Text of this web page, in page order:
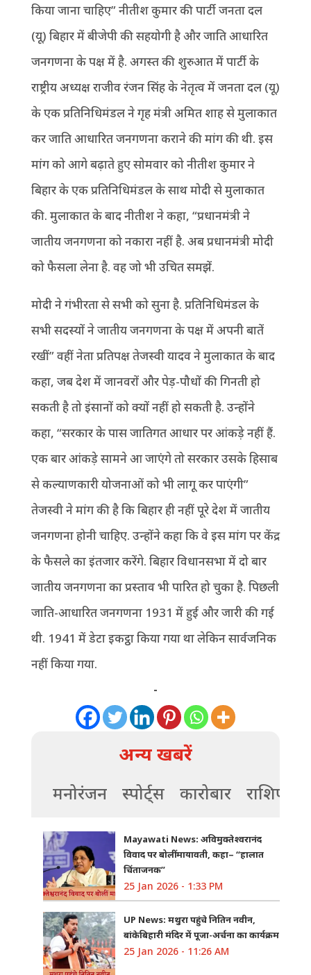
किया जाना चाहिए” नीतीश कुमार की पार्टी जनता दल
(यू) बिहार में बीजेपी की सहयोगी है और जाति आधारित
जनगणना के पक्ष में है. अगस्त की शुरुआत में पार्टी के
राष्ट्रीय अध्यक्ष राजीव रंजन सिंह के नेतृत्व में जनता दल (यू)
के एक प्रतिनिधिमंडल ने गृह मंत्री अमित शाह से मुलाकात
कर जाति आधारित जनगणना कराने की मांग की थी. इस
मांग को आगे बढ़ाते हुए सोमवार को नीतीश कुमार ने
बिहार के एक प्रतिनिधिमंडल के साथ मोदी से मुलाकात
की. मुलाकात के बाद नीतीश ने कहा, “प्रधानमंत्री ने
जातीय जनगणना को नकारा नहीं है. अब प्रधानमंत्री मोदी
को फैसला लेना है. वह जो भी उचित समझें.
मोदी ने गंभीरता से सभी को सुना है. प्रतिनिधिमंडल के
सभी सदस्यों ने जातीय जनगणना के पक्ष में अपनी बातें
रखीं” वहीं नेता प्रतिपक्ष तेजस्वी यादव ने मुलाकात के बाद
कहा, जब देश में जानवरों और पेड़-पौधों की गिनती हो
सकती है तो इंसानों को क्यों नहीं हो सकती है. उन्होंने
कहा, “सरकार के पास जातिगत आधार पर आंकड़े नहीं हैं.
एक बार आंकड़े सामने आ जाएंगे तो सरकार उसके हिसाब
से कल्याणकारी योजनाओं को भी लागू कर पाएंगी”
तेजस्वी ने मांग की है कि बिहार ही नहीं पूरे देश में जातीय
जनगणना होनी चाहिए. उन्होंने कहा कि वे इस मांग पर केंद्र
के फैसले का इंतजार करेंगे. बिहार विधानसभा में दो बार
जातीय जनगणना का प्रस्ताव भी पारित हो चुका है. पिछली
जाति-आधारित जनगणना 1931 में हुई और जारी की गई
थी. 1941 में डेटा इकट्ठा किया गया था लेकिन सार्वजनिक
नहीं किया गया.
-
अन्य खबरें
मनोरंजन स्पोर्ट्स कारोबार राशिफल
Mayawati News: अविमुक्तेश्वरानंद
विवाद पर बोलीं मायावती, कहा– “हालात
चिंताजनक”
25 Jan 2026 - 1:33 PM
UP News: मथुरा पहुंचे नितिन नवीन,
बांकेबिहारी मंदिर में पूजा-अर्चना का कार्यक्रम
25 Jan 2026 - 11:26 AM